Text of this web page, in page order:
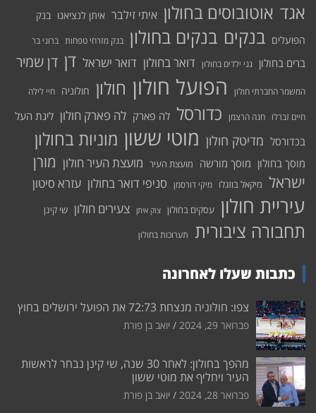
אגד אוטובוסים בחולון איתי זילבר איתן לנציאנו בנק
הפועלים בנקים בנקים בחולון בנק מזרחי טפחות ברוני בר
ברים בחולון גני ילדים בחולון דואר בחולון דואר ישראל דן דן שמיר
המשמר החברתי חולון הפועל חולון חולון חולוניה חיי לילה
חיים זברלו חנה הרצמן כדורסל לה פארק לה פארק חולון ליגת העל
בכדורסל מדיטק חולון מוטי ששון מוניות בחולון
מוסך בחולון מוסך מורשה מועצת העיר מועצת העיר חולון מורן
ישראל מיקאל בוזגלו מיקי דורסמן סניפי דואר בחולון עזרא סיטון
עיריית חולון עסקים בחולון צוק איתן צעירים חולון שי קינן
תחבורה ציבורית תערוכות בחולון
כתבות שעלו לאחרונה
צפו: חולוניה מנצחת 72:73 את הפועל ירושלים בחוץ
פברואר 29, 2024 יואב בן פורת
מהפך בחולון: לאחר 30 שנה, שי קינן נבחר לראשות
העיר ויחליף את מוטי ששון
פברואר 28, 2024 יואב בן פורת